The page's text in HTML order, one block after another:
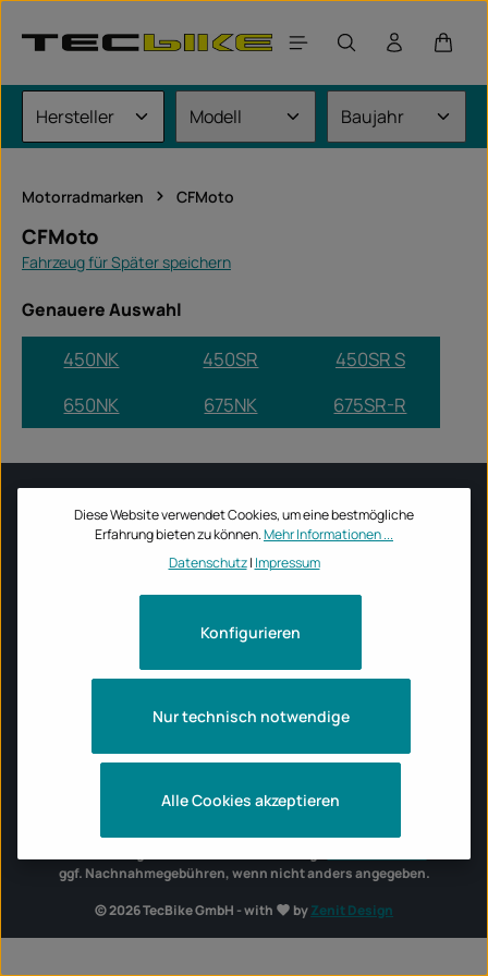
Motorradmarken CFMoto
CFMoto
Fahrzeug für Später speichern
Genauere Auswahl
450NK 450SR
450SR S
650NK
675NK 675SR-R
INFORMATIONEN
ÖFFNUNGSZEITEN TECBIKE STORE
© 2026 TecBike GmbH - with byZenit Design
ggf. Nachnahmegebühren, wenn nicht anders angegeben.
Diese Website verwendet Cookies, um eine bestmögliche
Erfahrung bieten zu können.Mehr Informationen ...
Datenschutz| Impressum
Nur technisch notwendige
Konfigurieren
Alle Cookies akzeptieren